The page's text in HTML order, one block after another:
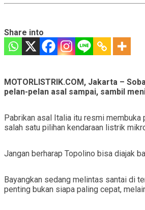
Share into
MOTORLISTRIK.COM, Jakarta –
pelan-pelan asal sampai, sambil
Pabrikan asal Italia itu resmi membuka
salah satu pilihan kendaraan listrik
Jangan berharap Topolino bisa diajak
Bayangkan sedang melintas santai di
penting bukan siapa paling cepat,